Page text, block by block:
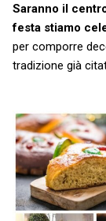
Saranno il
festa stiamo
per comporre
tradizione già